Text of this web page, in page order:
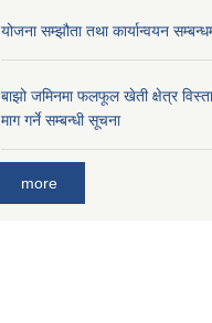
योजना सम्झौता तथा कार्यान्वयन
बाझो जमिनमा फलफूल खेती क्षेत्र
माग गर्ने सम्बन्धी सूचना
more